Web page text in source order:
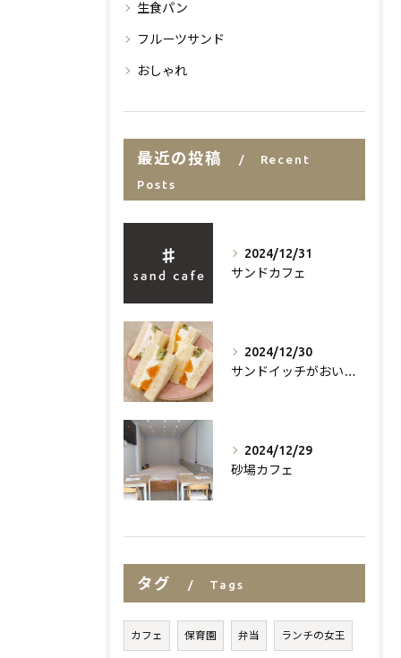
生食パン
フルーツサンド
おしゃれ
最近の投稿
Recent
Posts
2024/12/31
サンドカフェ
2024/12/30
サンドイッチがおいしいお店
2024/12/29
砂場カフェ
タグ Tags
カフェ 保育園 弁当 ランチの女王